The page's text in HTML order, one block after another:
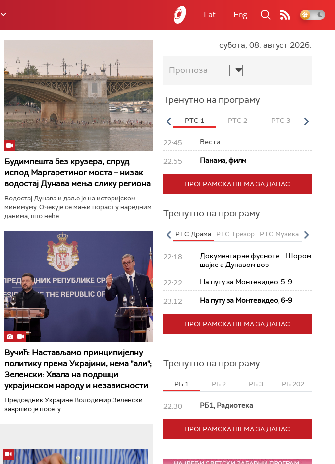
Lat Eng
Будимпешта без крузера, спруд
испод Маргаретиног моста – низак
водостај Дунава мења слику региона
Водостај Дунава и даље је на историјском
минимуму. Очекује се мањи пораст у наредним
данима, што неће...
Вучић: Настављамо принципијелну
политику према Украјини, нема "али";
Зеленски: Хвала на подршци
украјинском народу и независности
Председник Украјине Володимир Зеленски
завршио је посету...
субота, 08. август 2026.
Прогноза
Тренутно на програму
РТС 3 РТС Свет РТС HD РТС 1 РТС 2 РТС 3 РТС
22:45 Вести
22:55 Панама, филм
ПРОГРАМСКА ШЕМА ЗА ДАНАС
Тренутно на програму
РТС Класика РТС Полетарац РТС Драма РТС Трезор РТС Музика РТС
22:18
Документарне фусноте – Шором
шајке а Дунавом воз
22:22 На путу за Монтевидео, 5-9
23:12 На путу за Монтевидео, 6-9
ПРОГРАМСКА ШЕМА ЗА ДАНАС
Тренутно на програму
РБ 1 РБ 2 РБ 3 РБ 202
22:30 РБ1, Радиотека
ПРОГРАМСКА ШЕМА ЗА ДАНАС